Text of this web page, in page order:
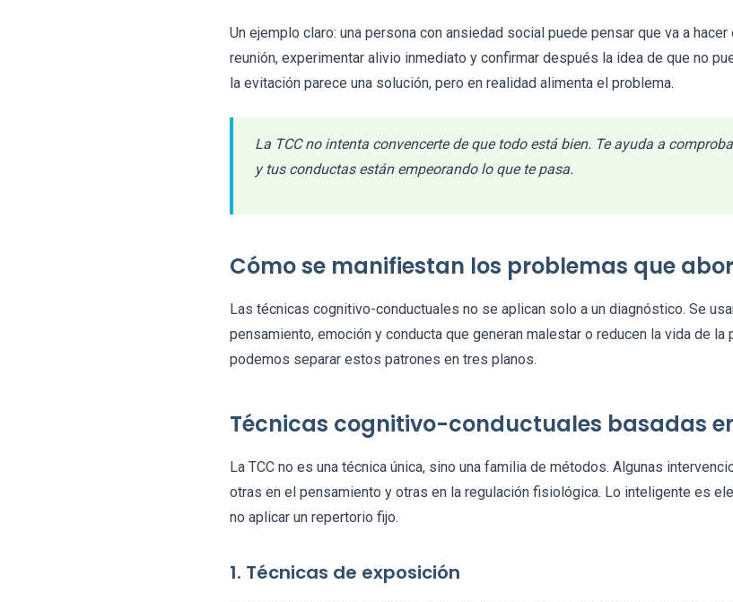
Un ejemplo claro: una persona con ansiedad social puede pensar que va a
reunión, experimentar alivio inmediato y confirmar después la idea de que no
la evitación parece una solución, pero en realidad alimenta el problema.
La TCC no intenta convencerte de que todo está bien. Te ayuda a
y tus conductas están empeorando lo que te pasa.
Cómo se manifiestan los problemas que
Las técnicas cognitivo-conductuales no se aplican solo a un diagnóstico. Se
pensamiento, emoción y conducta que generan malestar o reducen la vida de la
podemos separar estos patrones en tres planos.
Técnicas cognitivo-conductuales basadas
La TCC no es una técnica única, sino una familia de métodos. Algunas
otras en el pensamiento y otras en la regulación fisiológica. Lo inteligente es
no aplicar un repertorio fijo.
1. Técnicas de exposición